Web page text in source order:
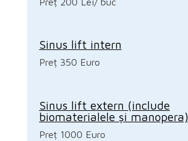
Sinus lift intern
Preț 350 Euro
Sinus lift extern (include
biomaterialele și manopera)
Preț 1000 Euro